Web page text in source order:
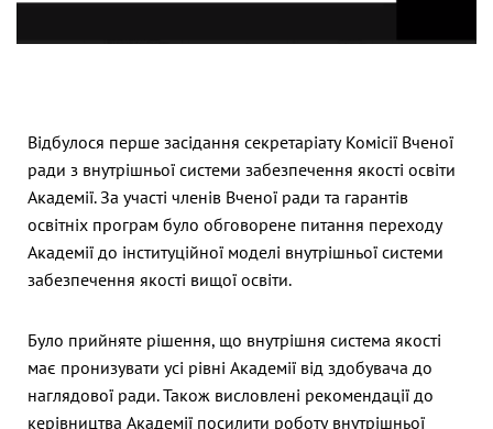
Відбулося перше засідання секретаріату Комісії Вченої
ради з внутрішньої системи забезпечення якості освіти
Академії. За участі членів Вченої ради та гарантів
освітніх програм було обговорене питання переходу
Академії до інституційної моделі внутрішньої системи
забезпечення якості вищої освіти.
Було прийняте рішення, що внутрішня система якості
має пронизувати усі рівні Академії від здобувача до
наглядової ради. Також висловлені рекомендації до
керівництва Академії посилити роботу внутрішньої